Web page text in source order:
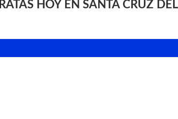
HOY EN SANTA CRUZ DEL